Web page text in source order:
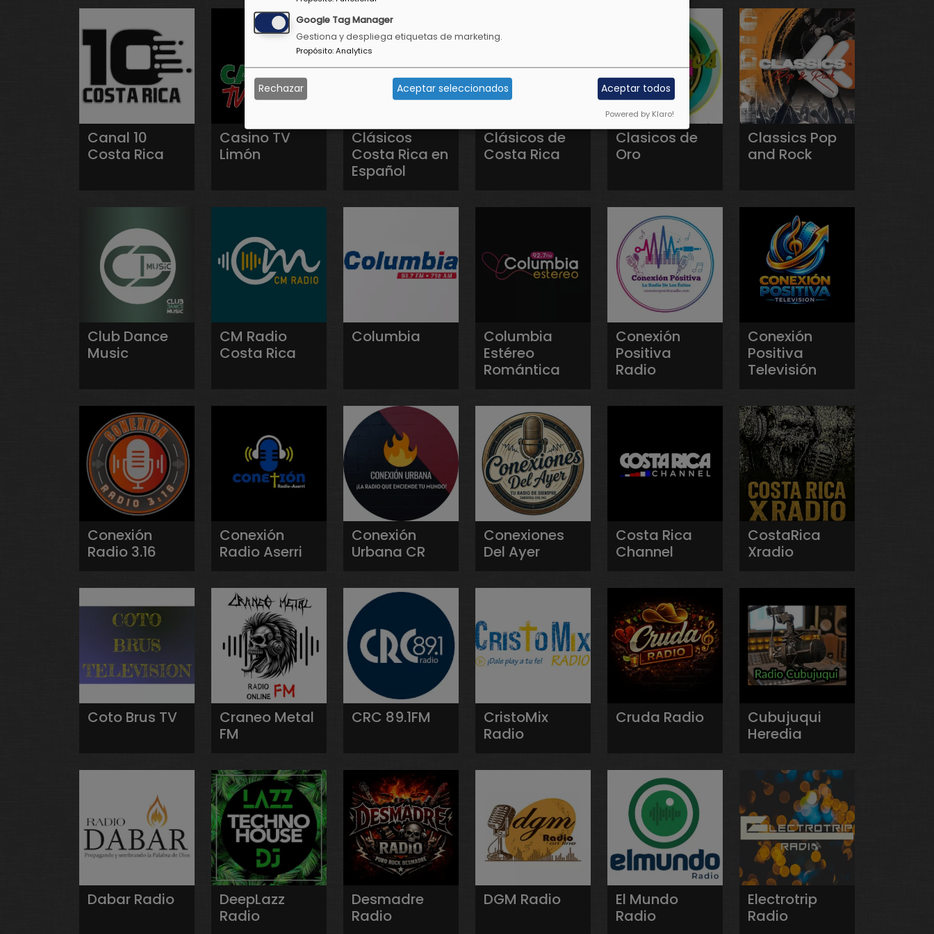
Canal 10
Costa Rica
Casino TV
Limón
Clásicos
Costa Rica en
Español
Clásicos de
Costa Rica
Clasicos de
Oro
Classics Pop
and Rock
Club Dance
Music
CM Radio
Costa Rica
Columbia
Columbia
Estéreo
Romántica
Conexión
Positiva
Radio
Conexión
Positiva
Televisión
Conexión
Radio 3.16
Conexión
Radio Aserri
Conexión
Urbana CR
Conexiones
Del Ayer
Costa Rica
Channel
CostaRica
Xradio
Coto Brus TV
Craneo Metal
FM
CRC 89.1FM
CristoMix
Radio
Cruda Radio
Cubujuqui
Heredia
Dabar Radio
DeepLazz
Radio
Desmadre
Radio
DGM Radio
El Mundo
Radio
Electrotrip
Radio
Google Tag Manager
Gestiona y despliega etiquetas de marketing.
Propósito:Analytics
Rechazar Aceptar seleccionados Aceptar todos
Powered by Klaro!